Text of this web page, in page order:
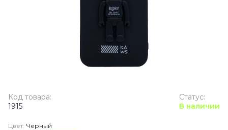
Статус:
В наличии
Код товара:
1915
Цвет: Черный